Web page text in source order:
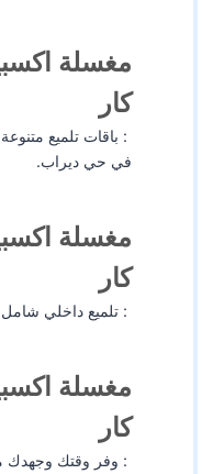
مغسلة
كار
: باقات تلميع
في حي ديراب.
مغسلة
كار
: تلميع داخلي
مغسلة
كار
: وفر وقتك وجهدك